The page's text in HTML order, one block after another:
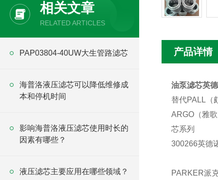
相关文章
RELATED ARTICLES
PAP03804-40UW大生管路滤芯
海普洛液压滤芯可以降低维修成
本和停机时间
影响海普洛液压滤芯使用时长的
因素有哪些？
液压滤芯主要应用在哪些领域？
产品详情
油泵滤芯英
替代PALL（
ARGO（雅
芯系列
300266英德
PARKER派